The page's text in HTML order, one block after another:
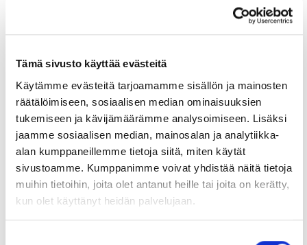
Tämä sivusto käyttää evästeitä
Käytämme evästeitä tarjoamamme sisällön ja mainosten
räätälöimiseen, sosiaalisen median ominaisuuksien
tukemiseen ja kävijämäärämme analysoimiseen. Lisäksi
jaamme sosiaalisen median, mainosalan ja analytiikka-
alan kumppaneillemme tietoja siitä, miten käytät
sivustoamme. Kumppanimme voivat yhdistää näitä tietoja
muihin tietoihin, joita olet antanut heille tai joita on kerätty,
kun olet käyttänyt heidän palvelujaan.